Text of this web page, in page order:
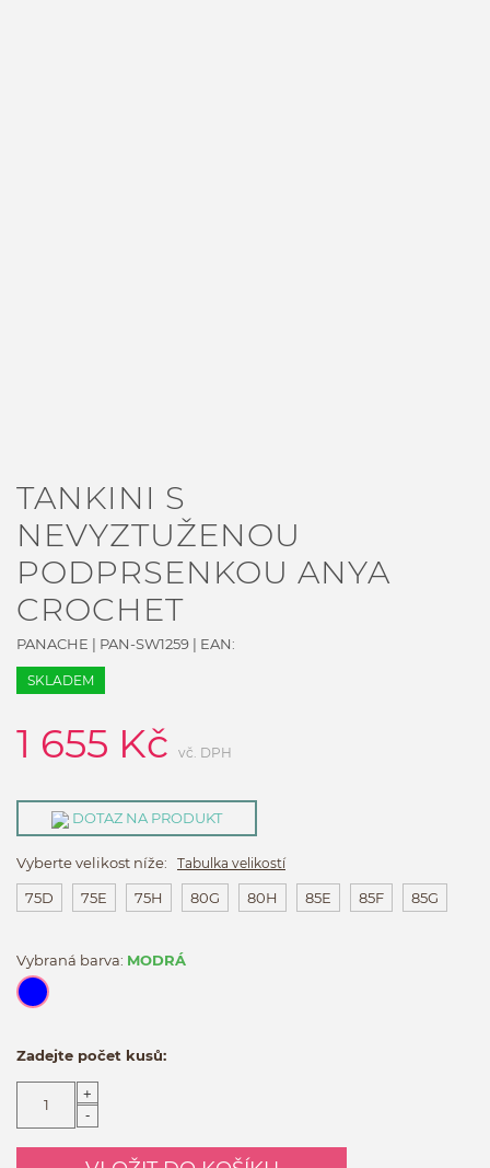
TANKINI S
NEVYZTUŽENOU
PODPRSENKOU ANYA
CROCHET
PANACHE | PAN-SW1259 | EAN:
SKLADEM
1 655 Kč vč. DPH
DOTAZ NA PRODUKT
Vyberte velikost níže: Tabulka velikostí
75D 75E 75H 80G 80H 85E 85F 85G
Vybraná barva: MODRÁ
Zadejte počet kusů:
+
-